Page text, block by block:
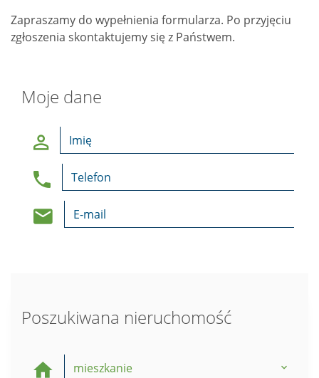
Zapraszamy do wypełnienia formularza. Po przyjęciu
zgłoszenia skontaktujemy się z Państwem.
Moje dane
Poszukiwana nieruchomość